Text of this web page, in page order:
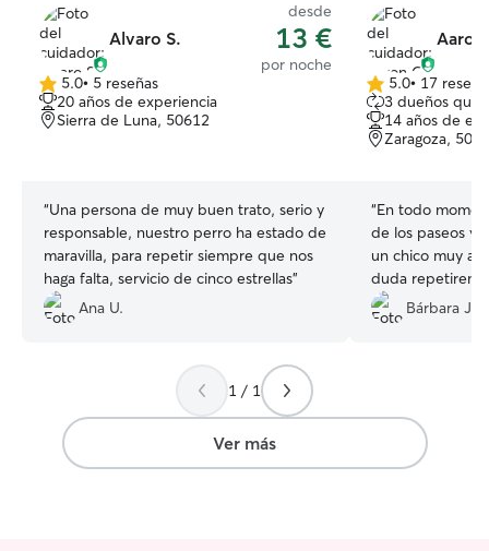
Alvaro S.
desde
13 €
por noche
5.0
de
5
5.0• 5 reseñas
20 años de experiencia
Sierra de Luna, 50612
“Una persona de muy buen trato, serio y
responsable, nuestro perro ha estado de
maravilla, para repetir siempre que nos
haga falta, servicio de cinco estrellas”
Ana U.
Aaron
5.0
de
5
estrellas
5.0• 17
3 dueños que
14 años de
Zaragoza,
“En todo
de los paseos y
un chico muy
duda
gracias!!”
Bárbara J.
1 / 1
Ver más